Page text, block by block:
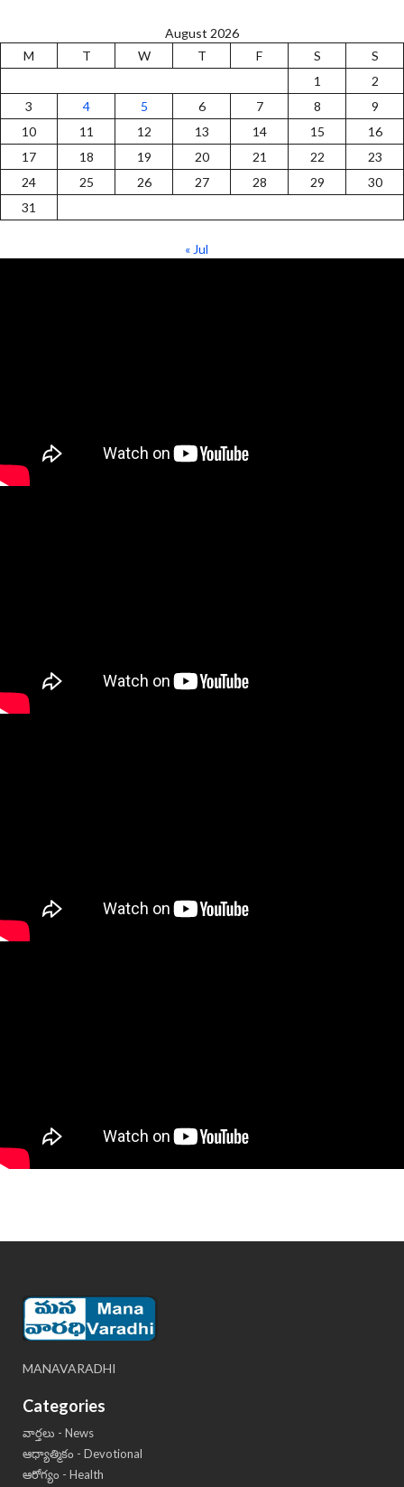
August 2026
M
T W T F S
S
1
2
3
4 5 6 7 8
9
10
11 12 13 14 15
16
17
18 19 20 21 22
23
24
25 26 27 28 29
30
31
« Jul
MANAVARADHI
Categories
వార్తలు - News
ఆధ్యాత్మికం - Devotional
ఆరోగ్యం - Health